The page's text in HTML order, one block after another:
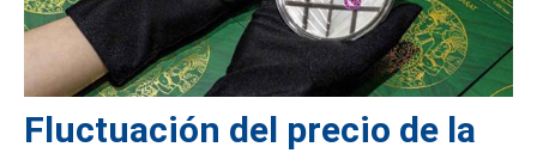
Fluctuación del precio de la